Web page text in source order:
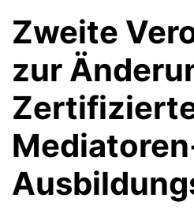
Zweite
zur